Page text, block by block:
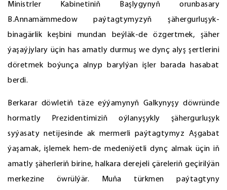
Ministrler Kabinetiniň Başlygynyň orunbasary
B.Annamämmedow paýtagtymyzyň şähergurluşyk-
binagärlik keşbini mundan beýläk-de özgertmek, şäher
ýaşaýjylary üçin has amatly durmuş we dynç alyş şertlerini
döretmek boýunça alnyp barylýan işler barada hasabat
berdi.
Berkarar döwletiň täze eýýamynyň Galkynyşy döwründe
hormatly Prezidentimiziň oýlanyşykly şähergurluşyk
syýasaty netijesinde ak mermerli paýtagtymyz Aşgabat
ýaşamak, işlemek hem-de medeniýetli dynç almak üçin iň
amatly şäherleriň birine, halkara derejeli çäreleriň geçirilýän
merkezine öwrülýär. Muňa türkmen paýtagtyny